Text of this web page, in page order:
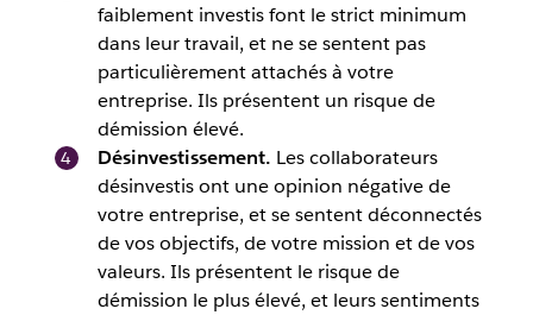
faiblement investis font le strict minimum
dans leur travail, et ne se sentent pas
particulièrement attachés à votre
entreprise. Ils présentent un risque de
démission élevé.
Désinvestissement. Les collaborateurs
désinvestis ont une opinion négative de
votre entreprise, et se sentent déconnectés
de vos objectifs, de votre mission et de vos
valeurs. Ils présentent le risque de
démission le plus élevé, et leurs sentiments